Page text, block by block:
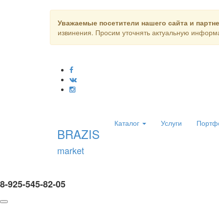
Уважаемые посетители нашего сайта и
извинения. Просим уточнять актуальную
BRAZIS
market
Каталог Услуги
8-925-545-82-05